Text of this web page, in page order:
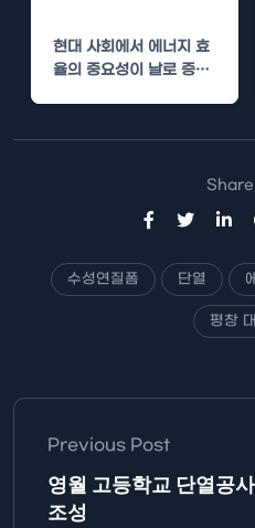
현대 사회에서 에너지 효
율의 중요성이 날로 증가
지를…
수성연질폼 단열
평창
Previous Post
영월 고등학교 단열공
조성